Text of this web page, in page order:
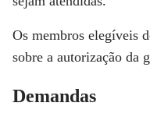
Os membros elegíveis
sobre a autorização da
Demandas